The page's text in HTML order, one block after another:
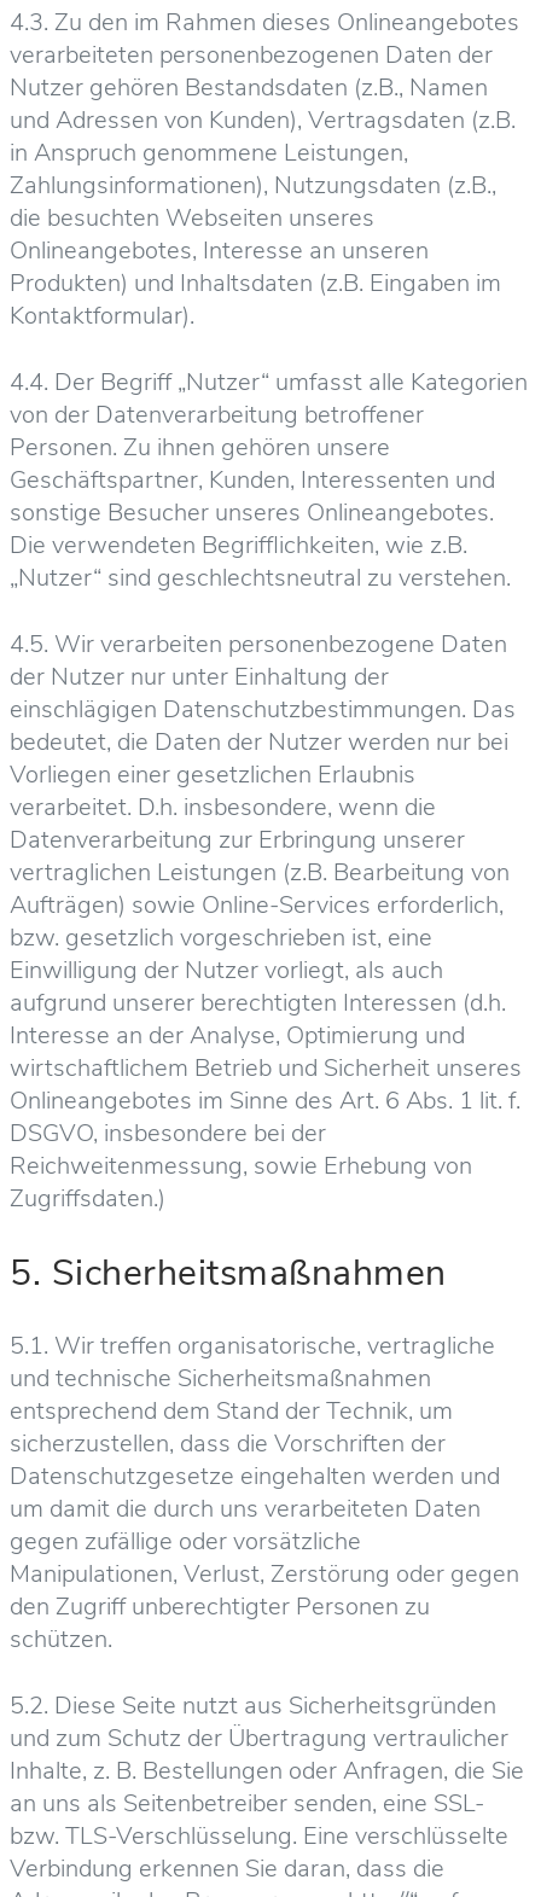
4.3. Zu den im Rahmen dieses Onlineangebotes
verarbeiteten personenbezogenen Daten der
Nutzer gehören Bestandsdaten (z.B., Namen
und Adressen von Kunden), Vertragsdaten (z.B.
in Anspruch genommene Leistungen,
Zahlungsinformationen), Nutzungsdaten (z.B.,
die besuchten Webseiten unseres
Onlineangebotes, Interesse an unseren
Produkten) und Inhaltsdaten (z.B. Eingaben im
Kontaktformular).
4.4. Der Begriff „Nutzer“ umfasst alle Kategorien
von der Datenverarbeitung betroffener
Personen. Zu ihnen gehören unsere
Geschäftspartner, Kunden, Interessenten und
sonstige Besucher unseres Onlineangebotes.
Die verwendeten Begrifflichkeiten, wie z.B.
„Nutzer“ sind geschlechtsneutral zu verstehen.
4.5. Wir verarbeiten personenbezogene Daten
der Nutzer nur unter Einhaltung der
einschlägigen Datenschutzbestimmungen. Das
bedeutet, die Daten der Nutzer werden nur bei
Vorliegen einer gesetzlichen Erlaubnis
verarbeitet. D.h. insbesondere, wenn die
Datenverarbeitung zur Erbringung unserer
vertraglichen Leistungen (z.B. Bearbeitung von
Aufträgen) sowie Online-Services erforderlich,
bzw. gesetzlich vorgeschrieben ist, eine
Einwilligung der Nutzer vorliegt, als auch
aufgrund unserer berechtigten Interessen (d.h.
Interesse an der Analyse, Optimierung und
wirtschaftlichem Betrieb und Sicherheit unseres
Onlineangebotes im Sinne des Art. 6 Abs. 1 lit. f.
DSGVO, insbesondere bei der
Reichweitenmessung, sowie Erhebung von
Zugriffsdaten.)
5. Sicherheitsmaßnahmen
5.1. Wir treffen organisatorische, vertragliche
und technische Sicherheitsmaßnahmen
entsprechend dem Stand der Technik, um
sicherzustellen, dass die Vorschriften der
Datenschutzgesetze eingehalten werden und
um damit die durch uns verarbeiteten Daten
gegen zufällige oder vorsätzliche
Manipulationen, Verlust, Zerstörung oder gegen
den Zugriff unberechtigter Personen zu
schützen.
5.2. Diese Seite nutzt aus Sicherheitsgründen
und zum Schutz der Übertragung vertraulicher
Inhalte, z. B. Bestellungen oder Anfragen, die Sie
an uns als Seitenbetreiber senden, eine SSL-
bzw. TLS-Verschlüsselung. Eine verschlüsselte
Verbindung erkennen Sie daran, dass die